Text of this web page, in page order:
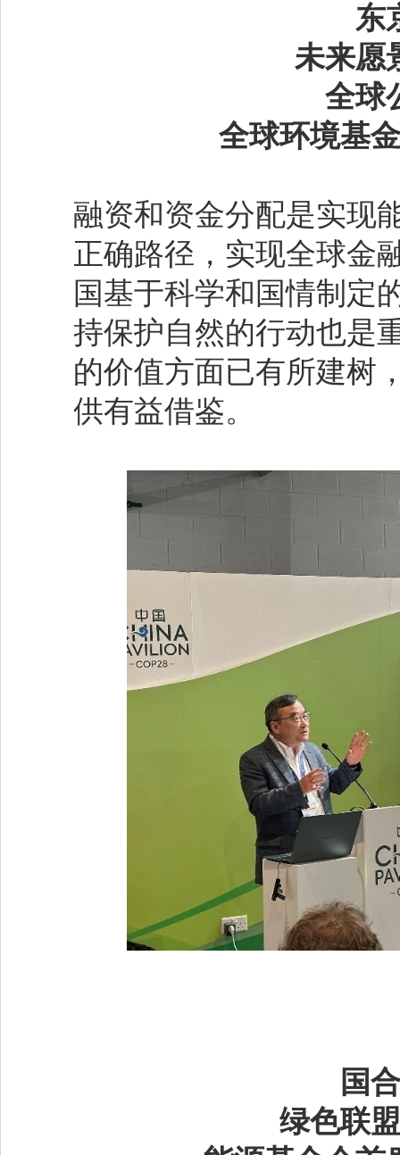
东
未来愿
全球
全球环境基
融资和资金分配是实现
正确路径，实现全球金
国基于科学和国情制定
持保护自然的行动也是
的价值方面已有所建树
供有益借鉴。
国
绿色联